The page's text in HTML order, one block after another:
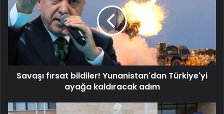
Savaşı fırsat bildiler! Yunanistan'dan Türkiye'yi
ayağa kaldıracak adım